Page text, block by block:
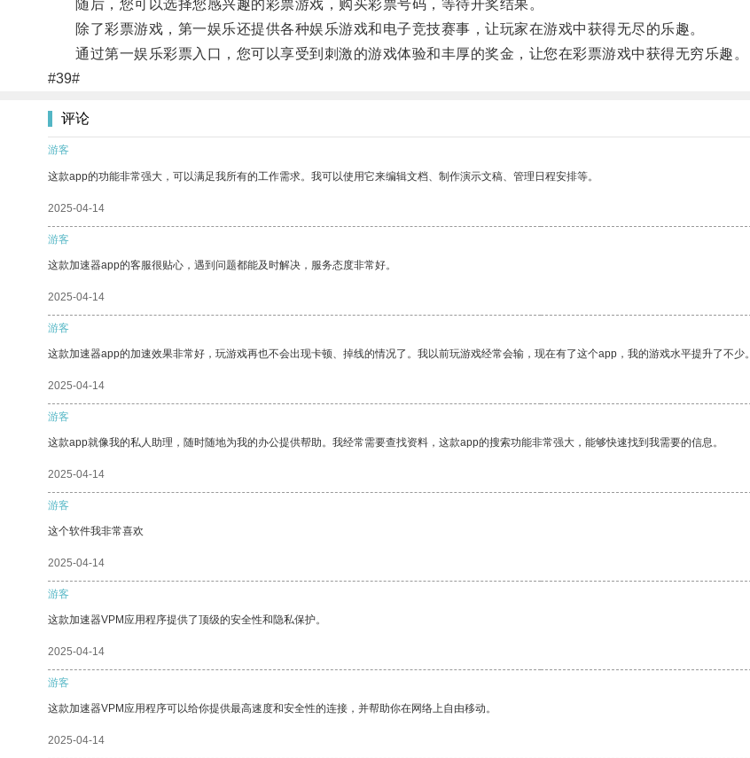
随后，您可以选择您感兴趣的彩票游戏，购买彩票号码，等待开奖结果。
除了彩票游戏，第一娱乐还提供各种娱乐游戏和电子竞技赛事，让玩家在游戏中获得无尽的乐趣。
通过第一娱乐彩票入口，您可以享受到刺激的游戏体验和丰厚的奖金，让您在彩票游戏中获得无穷乐趣。
#39#
评论
游客
这款app的功能非常强大，可以满足我所有的工作需求。我可以使用它来编辑文档、制作演示文稿、管理日程安排等。
2025-04-14
游客
这款加速器app的客服很贴心，遇到问题都能及时解决，服务态度非常好。
2025-04-14
游客
这款加速器app的加速效果非常好，玩游戏再也不会出现卡顿、掉线的情况了。我以前玩游戏经常会输，现在有了这个app，我的游戏水平提升了不少。
2025-04-14
游客
这款app就像我的私人助理，随时随地为我的办公提供帮助。我经常需要查找资料，这款app的搜索功能非常强大，能够快速找到我需要的信息。
2025-04-14
游客
这个软件我非常喜欢
2025-04-14
游客
这款加速器VPM应用程序提供了顶级的安全性和隐私保护。
2025-04-14
游客
这款加速器VPM应用程序可以给你提供最高速度和安全性的连接，并帮助你在网络上自由移动。
2025-04-14